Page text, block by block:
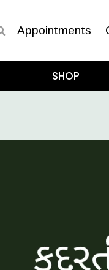
Appointments
SHOP